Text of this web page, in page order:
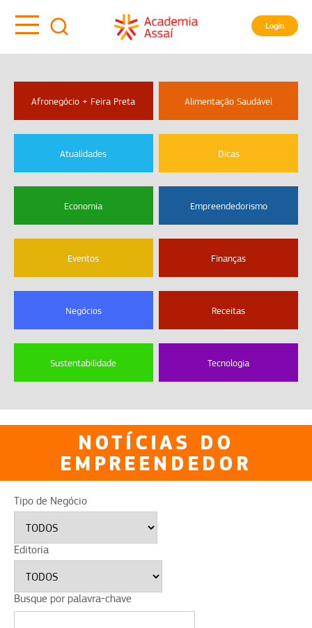
Login
Afronegócio + Feira Preta Alimentação Saudável
Atualidades Dicas
Economia Empreendedorismo
Eventos Finanças
Negócios Receitas
Sustentabilidade Tecnologia
NOTÍCIAS DO
EMPREENDEDOR
Tipo de Negócio
Editoria
Busque por palavra-chave